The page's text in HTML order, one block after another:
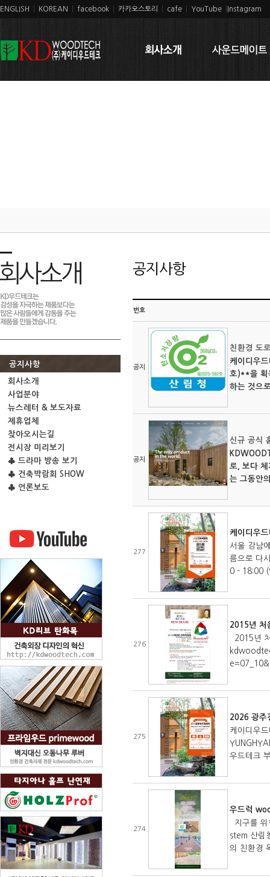
ENGLISH KOREAN facebook 카카오스토리 cafe YouTube Instagram
공지사항
회사소개
사업분야
뉴스레터 & 보도자료
제휴업체
찾아오시는길
전시장 미리보기
♣ 드라마 방송 보기
♣ 건축박람회 SHOW
♣ 언론보도
공지사항
번호
공지
친환경 도
케이디우
호)**을 획
하는 것으
공지
신규 공식
로, 보다
는 그동안
277
케이디우
서울 강남
름으로 다
0 – 18:00
276
2015년 처
2015년
275
2026 광주
케이디우
우드테크
274
우드럭
지구를
stem 산림
의 친환경